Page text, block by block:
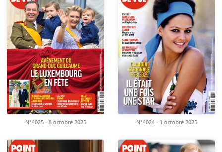
N°4025 - 8 octobre 2025 N°4024 - 1 octobre 2025